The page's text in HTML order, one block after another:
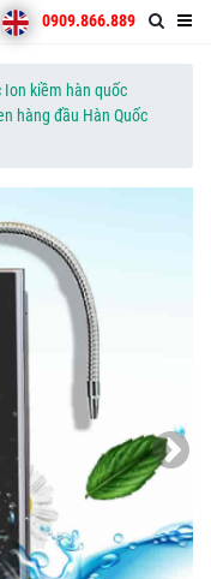
0909.866.889
Ion kiềm hàn quốc
hàng đầu Hàn Quốc